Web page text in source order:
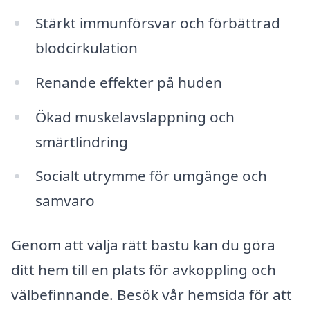
Stärkt immunförsvar och förbättrad
blodcirkulation
Renande effekter på huden
Ökad muskelavslappning och
smärtlindring
Socialt utrymme för umgänge och
samvaro
Genom att välja rätt bastu kan du göra
ditt hem till en plats för avkoppling och
välbefinnande. Besök vår hemsida för att